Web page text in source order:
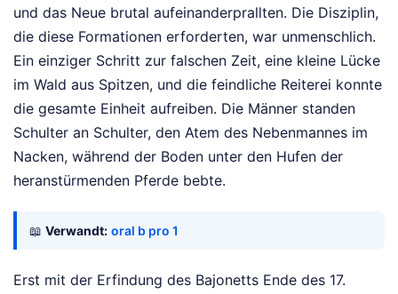
und das Neue brutal aufeinanderprallten. Die Disziplin,
die diese Formationen erforderten, war unmenschlich.
Ein einziger Schritt zur falschen Zeit, eine kleine Lücke
im Wald aus Spitzen, und die feindliche Reiterei konnte
die gesamte Einheit aufreiben. Die Männer standen
Schulter an Schulter, den Atem des Nebenmannes im
Nacken, während der Boden unter den Hufen der
heranstürmenden Pferde bebte.
📖 Verwandt: oral b pro 1
Erst mit der Erfindung des Bajonetts Ende des 17.